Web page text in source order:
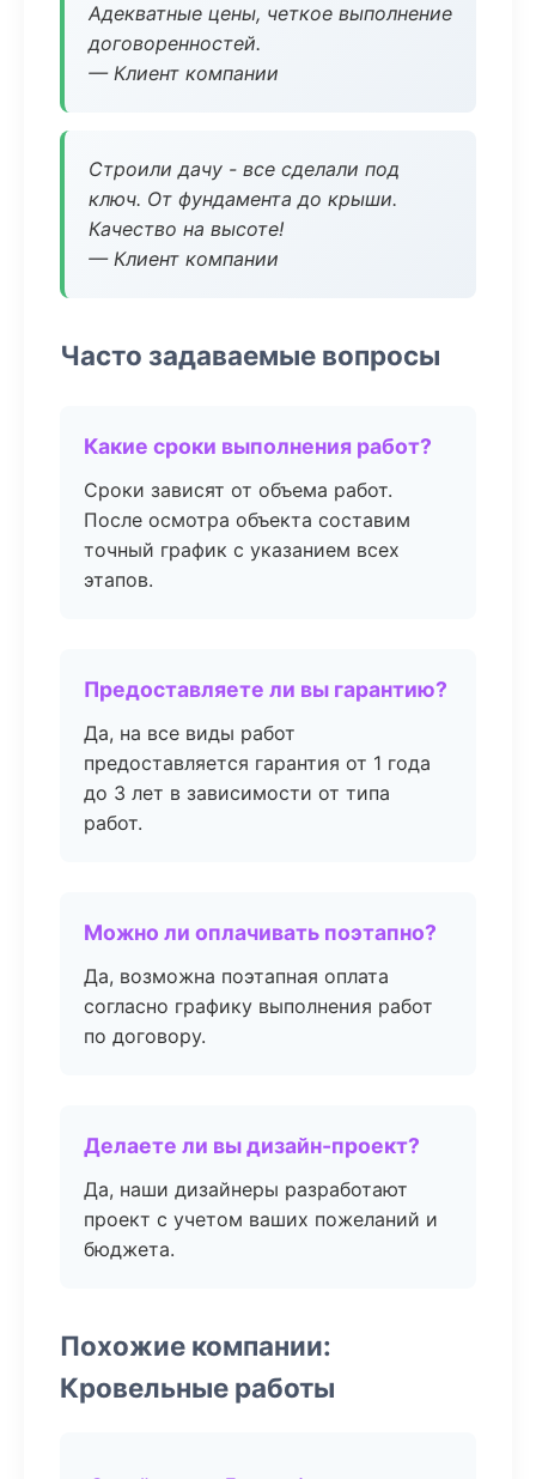
Адекватные цены, четкое выполнение
договоренностей.
— Клиент компании
Строили дачу - все сделали под
ключ. От фундамента до крыши.
Качество на высоте!
— Клиент компании
Часто задаваемые вопросы
Какие сроки выполнения работ?
Сроки зависят от объема работ.
После осмотра объекта составим
точный график с указанием всех
этапов.
Предоставляете ли вы гарантию?
Да, на все виды работ
предоставляется гарантия от 1 года
до 3 лет в зависимости от типа
работ.
Можно ли оплачивать поэтапно?
Да, возможна поэтапная оплата
согласно графику выполнения работ
по договору.
Делаете ли вы дизайн-проект?
Да, наши дизайнеры разработают
проект с учетом ваших пожеланий и
бюджета.
Похожие компании:
Кровельные работы